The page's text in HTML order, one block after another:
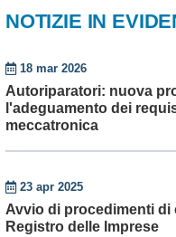
NOTIZIE IN
18 mar 2026
Autoriparatori: nuova
l'adeguamento dei
meccatronica
23 apr 2025
Avvio di procedimenti di
Registro delle Imprese